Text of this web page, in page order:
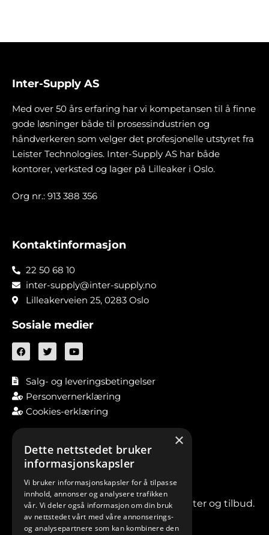
Inter-Supply AS
Med over 50 års erfaring har vi kompetansen til å finne
gode løsninger både til prosessindustrien og
håndverkeren som velger det profesjonelle utstyret fra
Leister Technologies. Inter-Supply AS har både
kontorer, verksted og lager på Lilleaker i Oslo.
Org nr.: 913 388 356
Kontaktinformasjon
22 50 68 10
inter-supply@inter-supply.no
Lilleakerveien 25, 0283 Oslo
Sosiale medier
Salg- og leveringsbetingelser
Personvernerklæring
Cookies-erklæring
Meld deg på vårt nyhetsbrev for nyheter og tilbud.
×
Dette nettstedet bruker
informasjonskapsler
Vi bruker informasjonskapsler for å tilpasse
innhold, annonser og analysere trafikken
vår. Vi deler også informasjon om din bruk
av nettstedet vårt med våre annonserings-
og analysepartnere som kan kombinere den